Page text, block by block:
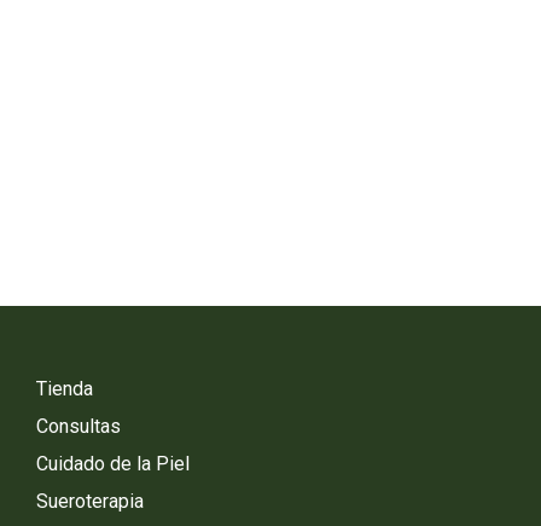
Tienda
Consultas
Cuidado de la Piel
Sueroterapia